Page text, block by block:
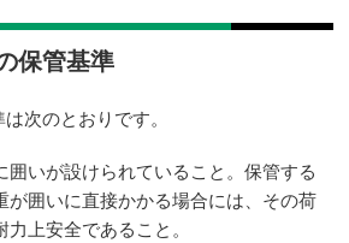
保管基準
次のとおりです。
囲いが設けられていること。保管する
が囲いに直接かかる場合には、その荷
上安全であること。